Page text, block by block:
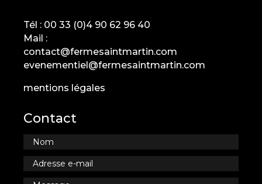
Tél : 00 33 (0)4 90 62 96 40
Mail :
contact@fermesaintmartin.com
evenementiel@fermesaintmartin.com
mentions légales
Contact